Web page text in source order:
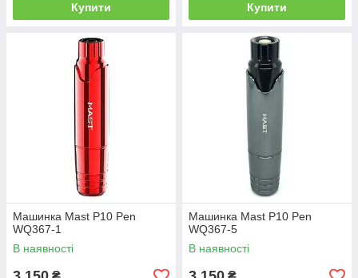
Купити Купити
Машинка Mast P10 Pen
WQ367-1
В наявності
Машинка Mast P10 Pen
WQ367-5
В наявності